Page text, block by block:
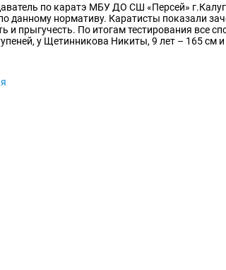
по каратэ МБУ ДО СШ «Персей»
данному нормативу. Каратисты показали
и прыгучесть. По итогам тестирования все
у Щетинникова Никиты, 9 лет – 165 см